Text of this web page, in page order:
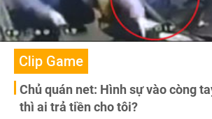
Clip Game
Chủ quán net: Hình sự vào còng
thì ai trả tiền cho tôi?